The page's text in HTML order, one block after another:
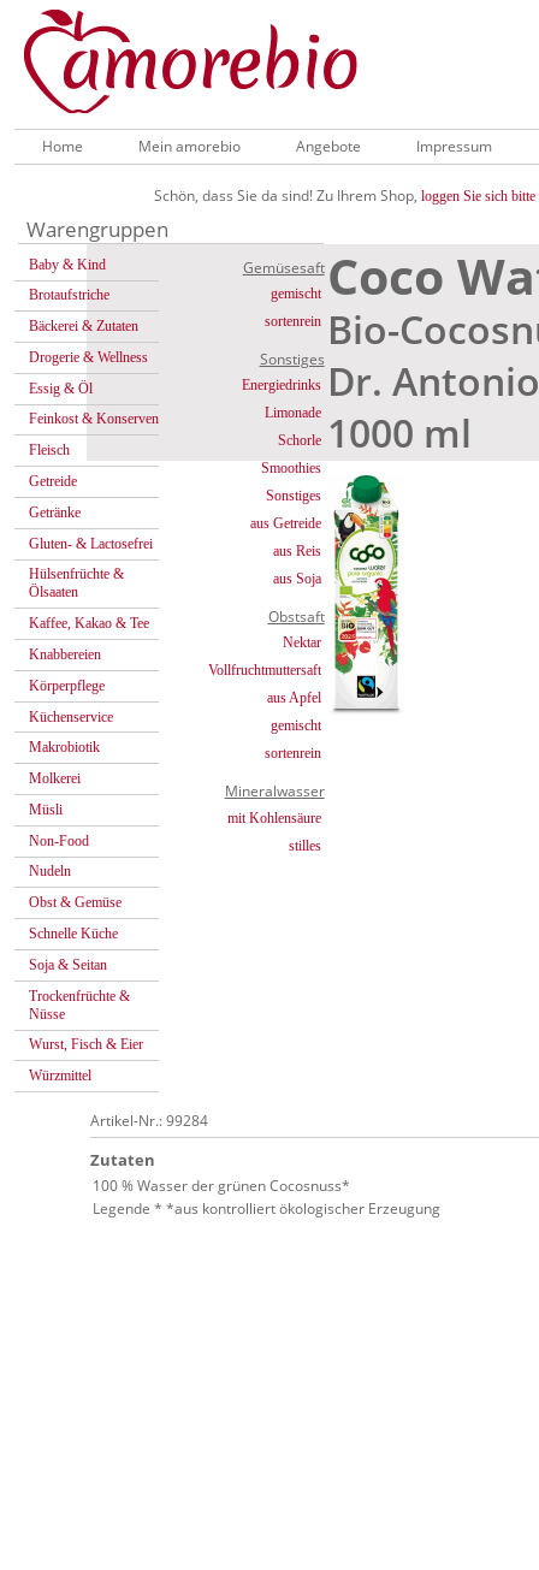
Home Mein amorebio Angebote Impressum
Schön, dass Sie da sind! Zu Ihrem Shop, loggen Sie sich bitte
Warengruppen
Baby & Kind
Brotaufstriche
Bäckerei & Zutaten
Drogerie & Wellness
Essig & Öl
Feinkost & Konserven
Fleisch
Getreide
Getränke
Gluten- & Lactosefrei
Hülsenfrüchte &
Ölsaaten
Kaffee, Kakao & Tee
Knabbereien
Körperpflege
Küchenservice
Makrobiotik
Molkerei
Müsli
Non-Food
Nudeln
Obst & Gemüse
Schnelle Küche
Soja & Seitan
Trockenfrüchte &
Nüsse
Wurst, Fisch & Eier
Würzmittel
Gemüsesaft
gemischt
sortenrein
Sonstiges
Energiedrinks
Limonade
Schorle
Smoothies
Sonstiges
aus Getreide
aus Reis
aus Soja
Obstsaft
Nektar
Vollfruchtmuttersaft
aus Apfel
gemischt
sortenrein
Mineralwasser
mit Kohlensäure
stilles
Coco
Bio-
Dr.
1000 ml
Artikel-Nr.: 99284
Zutaten
100 % Wasser der grünen Cocosnuss*
Legende * *aus kontrolliert ökologischer Erzeugung